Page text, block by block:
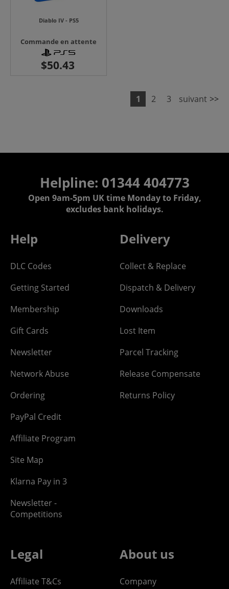
Diablo IV - PS5
Commande en attente
1 2 3 suivant >>
Helpline: 01344 404773
Open 9am-5pm UK time Monday to Friday,
excludes bank holidays.
Help
DLC Codes
Getting Started
Membership
Gift Cards
Newsletter
Network Abuse
Ordering
PayPal Credit
Affiliate Program
Site Map
Klarna Pay in 3
Newsletter -
Competitions
Delivery
Collect & Replace
Dispatch & Delivery
Downloads
Lost Item
Parcel Tracking
Release Compensate
Returns Policy
Legal
Affiliate T&Cs
About us
Company